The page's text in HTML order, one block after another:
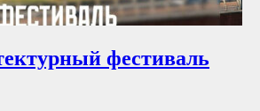
фестиваль